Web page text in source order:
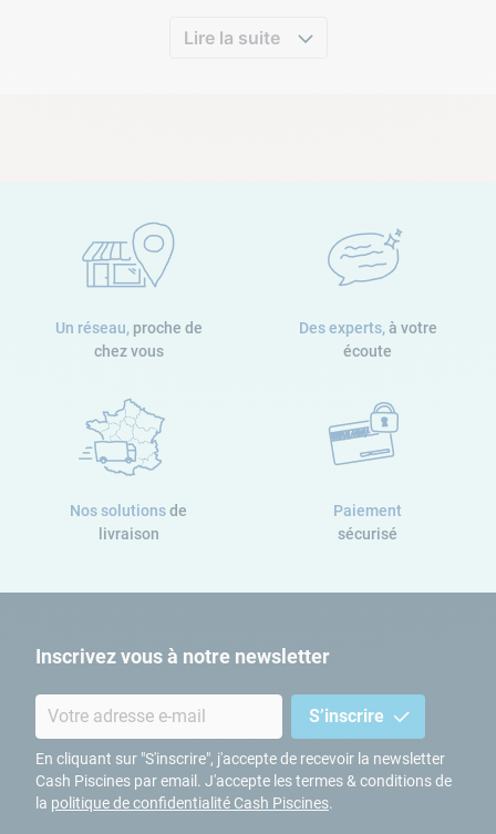
Lire la suite
Un réseau, proche de
chez vous
Des experts, à votre
écoute
Nos solutionsde
livraison
Paiement
sécurisé
Inscrivez vous à notre newsletter
S’inscrire
En cliquant sur "S'inscrire", j'accepte de recevoir la newsletter
Cash Piscines par email. J'accepte les termes & conditions de
la politique de confidentialité Cash Piscines.